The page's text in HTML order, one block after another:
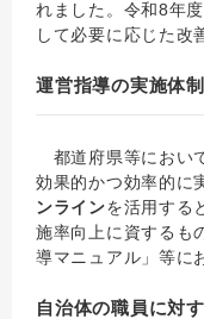
れました。令和8年
して必要に応じた改
運営指導の実施体
都道府県等におい
効果的かつ効率的に
ンラインを活用する
施率向上に資するも
導マニュアル」等に
自治体の職員に対